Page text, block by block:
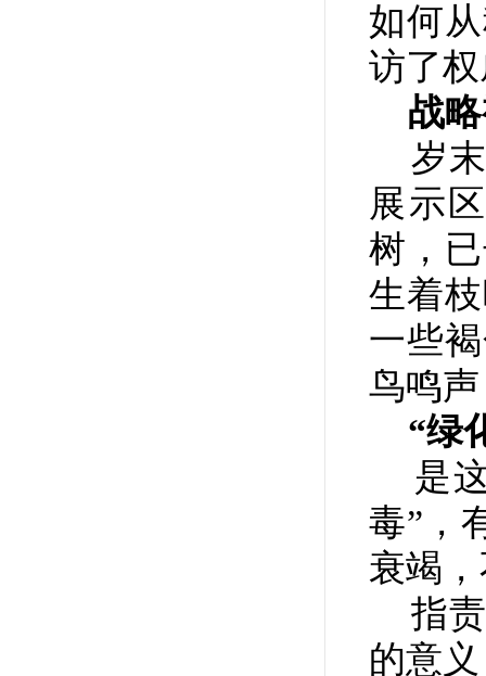
如何
访了
战略
岁末
展示
树，
生着
一些
鸟鸣
“绿
是这
毒”，
衰竭
指责
的意